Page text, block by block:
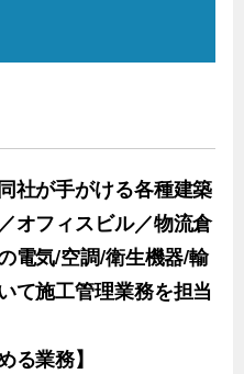
社が手がける各種建築
オフィスビル／物流倉
電気/空調/衛生機器/輸
て施工管理業務を担当
る業務】